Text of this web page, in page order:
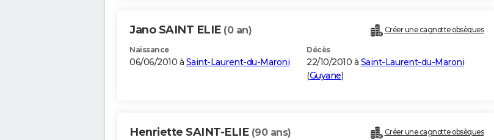
Jano SAINT ELIE (0 an) Créer une cagnotte obsèques
Naissance
06/06/2010 à Saint-Laurent-du-Maroni
Décès
22/10/2010 à Saint-Laurent-du-Maroni
(Guyane)
Henriette SAINT-ELIE (90 ans) Créer une cagnotte obsèques